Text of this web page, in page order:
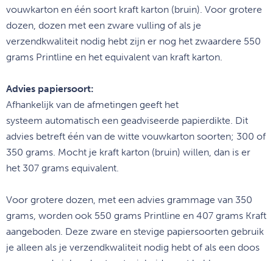
vouwkarton en één soort kraft karton (bruin). Voor grotere
dozen, dozen met een zware vulling of als je
verzendkwaliteit nodig hebt zijn er nog het zwaardere 550
grams Printline en het equivalent van kraft karton.
Advies papiersoort:
Afhankelijk van de afmetingen geeft het
systeem automatisch een geadviseerde papierdikte. Dit
advies betreft één van de witte vouwkarton soorten; 300 of
350 grams. Mocht je kraft karton (bruin) willen, dan is er
het 307 grams equivalent.
Voor grotere dozen, met een advies grammage van 350
grams, worden ook 550 grams Printline en 407 grams Kraft
aangeboden. Deze zware en stevige papiersoorten gebruik
je alleen als je verzendkwaliteit nodig hebt of als een doos